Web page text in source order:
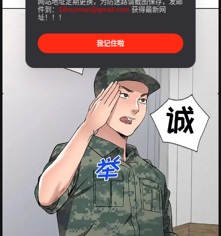
件到： 18rouman@gmail.com 获得最新网
址！！！
我记住啦